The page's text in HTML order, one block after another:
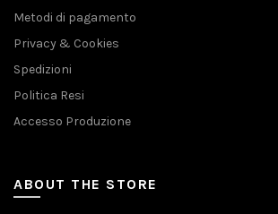
Metodi di pagamento
Privacy & Cookies
Spedizioni
Politica Resi
Accesso Produzione
ABOUT THE STORE